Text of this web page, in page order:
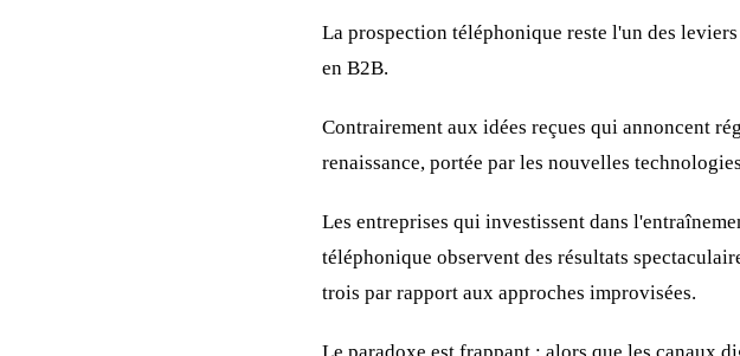
La prospection téléphonique reste l'un des
en B2B.
Contrairement aux idées reçues qui annoncent
renaissance, portée par les nouvelles
Les entreprises qui investissent dans
téléphonique observent des résultats
trois par rapport aux approches improvisées.